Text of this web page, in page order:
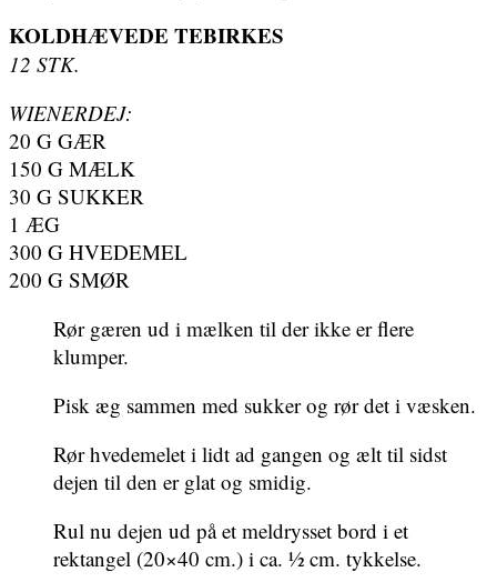
KOLDHÆVEDE TEBIRKES
12 STK.
WIENERDEJ:
20 G GÆR
150 G MÆLK
30 G SUKKER
1 ÆG
300 G HVEDEMEL
200 G SMØR
Rør gæren ud i mælken til der ikke er flere
klumper.
Pisk æg sammen med sukker og rør det i væsken.
Rør hvedemelet i lidt ad gangen og ælt til sidst
dejen til den er glat og smidig.
Rul nu dejen ud på et meldrysset bord i et
rektangel (20×40 cm.) i ca. ½ cm. tykkelse.